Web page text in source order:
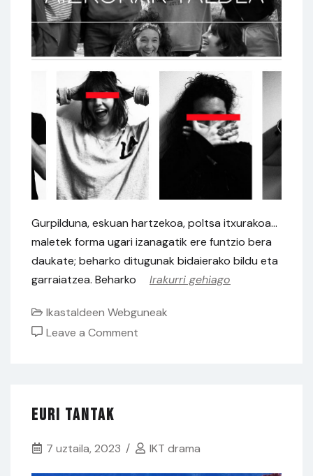
Gurpilduna, eskuan hartzekoa, poltsa itxurakoa…
maletek forma ugari izanagatik ere funtzio bera
daukate; beharko ditugunak bidaierako bildu eta
garraiatzea. Beharko
Irakurri gehiago
Ikastaldeen Webguneak
Leave a Comment
Euri Tantak
7 uztaila, 2023 IKT drama